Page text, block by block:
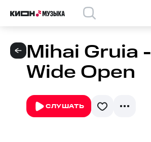
Mihai Gruia -
Wide Open
СЛУШАТЬ